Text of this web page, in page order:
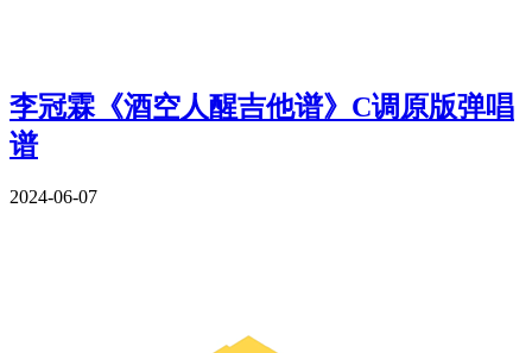
李冠霖《酒空人醒吉他谱》C调原版弹唱
谱
2024-06-07